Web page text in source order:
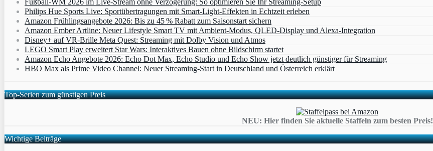
Fußball-WM 2026 im Live-Stream ohne Verzögerung: So optimieren Sie Ihr Streaming-Setup
Philips Hue Sports Live: Sportübertragungen mit Smart‑Light‑Effekten in Echtzeit erleben
Amazon Frühlingsangebote 2026: Bis zu 45 % Rabatt zum Saisonstart sichern
Amazon Ember Artline: Neuer Lifestyle Smart TV mit Ambient‑Modus, QLED‑Display und Alexa‑Integration
Disney+ auf VR-Brille Meta Quest: Streaming mit Dolby Vision und Atmos
LEGO Smart Play erweitert Star Wars: Interaktives Bauen ohne Bildschirm startet
Amazon Echo Angebote 2026: Echo Dot Max, Echo Studio und Echo Show jetzt deutlich günstiger für Streaming
HBO Max als Prime Video Channel: Neuer Streaming‑Start in Deutschland und Österreich erklärt
Top-Serien zum günstigen Preis
NEU: Hier finden Sie aktuelle Staffeln zum besten Preis!
Wichtige Beiträge